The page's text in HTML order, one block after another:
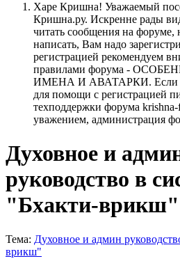
Харе Кришна! Уважаемый
Кришна.ру. Искренне рады
читать сообщения на форуме,
написать, Вам надо
регистрацией рекомендуем
правилами форума -
ИМЕНА И АВАТАРКИ. Если
для помощи с регистрацией
техподдержки форума
уважением, администрация
Духовное и
руководство в
"Бхакти-врикш"
Тема: Духовное и админ
врикш"